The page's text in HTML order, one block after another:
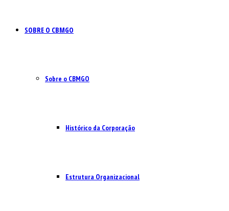
SOBRE O CBMGO
Sobre o CBMGO
Histórico da Corporação
Estrutura Organizacional